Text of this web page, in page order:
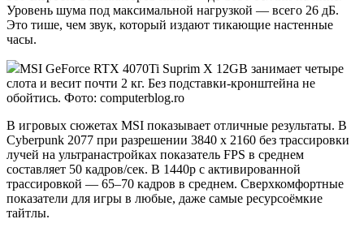
Уровень шума под максимальной нагрузкой — всего 26 дБ.
Это тише, чем звук, который издают тикающие настенные
часы.
MSI GeForce RTX 4070Ti Suprim X 12GB занимает четыре
слота и весит почти 2 кг. Без подставки-кронштейна не
обойтись. Фото: computerblog.ro
В игровых сюжетах MSI показывает отличные результаты. В
Cyberpunk 2077 при разрешении 3840 х 2160 без трассировки
лучей на ультранастройках показатель FPS в среднем
составляет 50 кадров/сек. В 1440p с активированной
трассировкой — 65–70 кадров в среднем. Сверхкомфортные
показатели для игры в любые, даже самые ресурсоёмкие
тайтлы.